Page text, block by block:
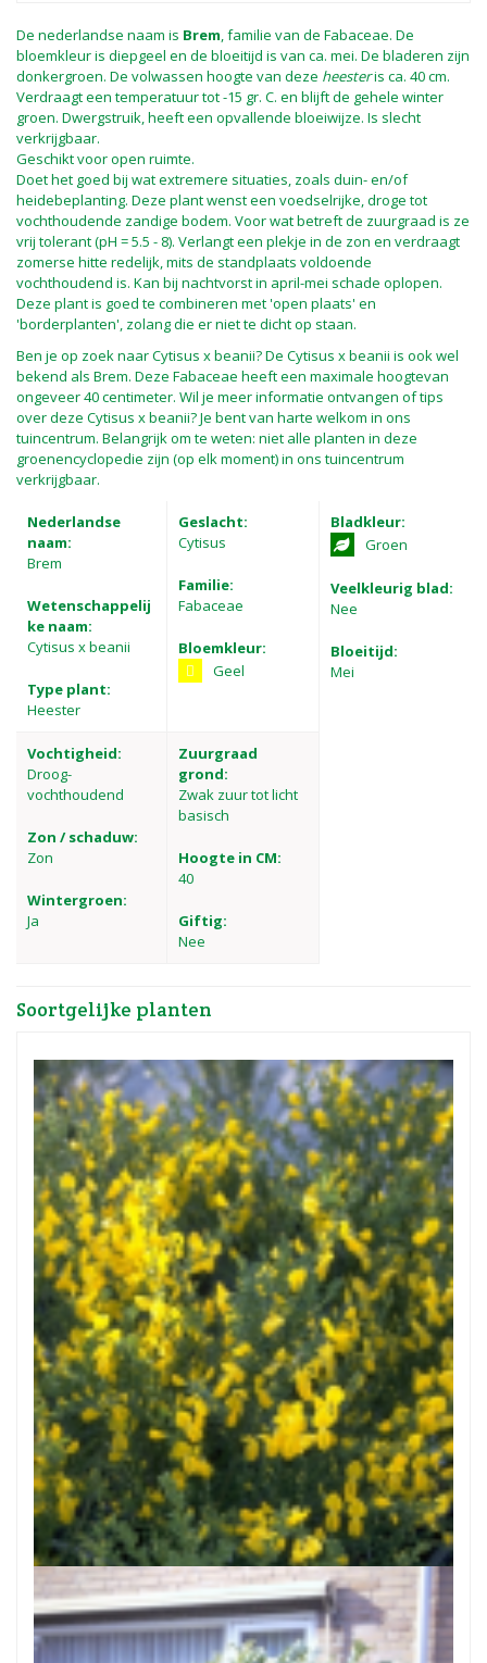
De nederlandse naam is Brem, familie van de Fabaceae. De
bloemkleur is diepgeel en de bloeitijd is van ca. mei. De bladeren zijn
donkergroen. De volwassen hoogte van deze heesteris ca. 40 cm.
Verdraagt een temperatuur tot -15 gr. C. en blijft de gehele winter
groen. Dwergstruik, heeft een opvallende bloeiwijze. Is slecht
verkrijgbaar.
Geschikt voor open ruimte.
Doet het goed bij wat extremere situaties, zoals duin- en/of
heidebeplanting. Deze plant wenst een voedselrijke, droge tot
vochthoudende zandige bodem. Voor wat betreft de zuurgraad is ze
vrij tolerant (pH = 5.5 - 8). Verlangt een plekje in de zon en verdraagt
zomerse hitte redelijk, mits de standplaats voldoende
vochthoudend is. Kan bij nachtvorst in april-mei schade oplopen.
Deze plant is goed te combineren met 'open plaats' en
'borderplanten', zolang die er niet te dicht op staan.
Ben je op zoek naar Cytisus x beanii? De Cytisus x beanii is ook wel
bekend als Brem. Deze Fabaceae heeft een maximale hoogtevan
ongeveer 40 centimeter. Wil je meer informatie ontvangen of tips
over deze Cytisus x beanii? Je bent van harte welkom in ons
tuincentrum. Belangrijk om te weten: niet alle planten in deze
groenencyclopedie zijn (op elk moment) in ons tuincentrum
verkrijgbaar.
Nederlandse
naam:
Brem
Wetenschappelij
ke naam:
Cytisus x beanii
Type plant:
Heester
Geslacht:
Cytisus
Familie:
Fabaceae
Bloemkleur:
Geel
Bladkleur:
Groen
Veelkleurig blad:
Nee
Bloeitijd:
Mei
Vochtigheid:
Droog-
vochthoudend
Zon / schaduw:
Zon
Wintergroen:
Ja
Zuurgraad
grond:
Zwak zuur tot licht
basisch
Hoogte in CM:
40
Giftig:
Nee
Soortgelijke planten
Brem
Cytisus x praecox 'Gold Speer'